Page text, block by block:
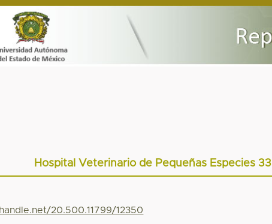
Hospital Veterinario de Pequeñas Especies 33
20.500.11799/12350